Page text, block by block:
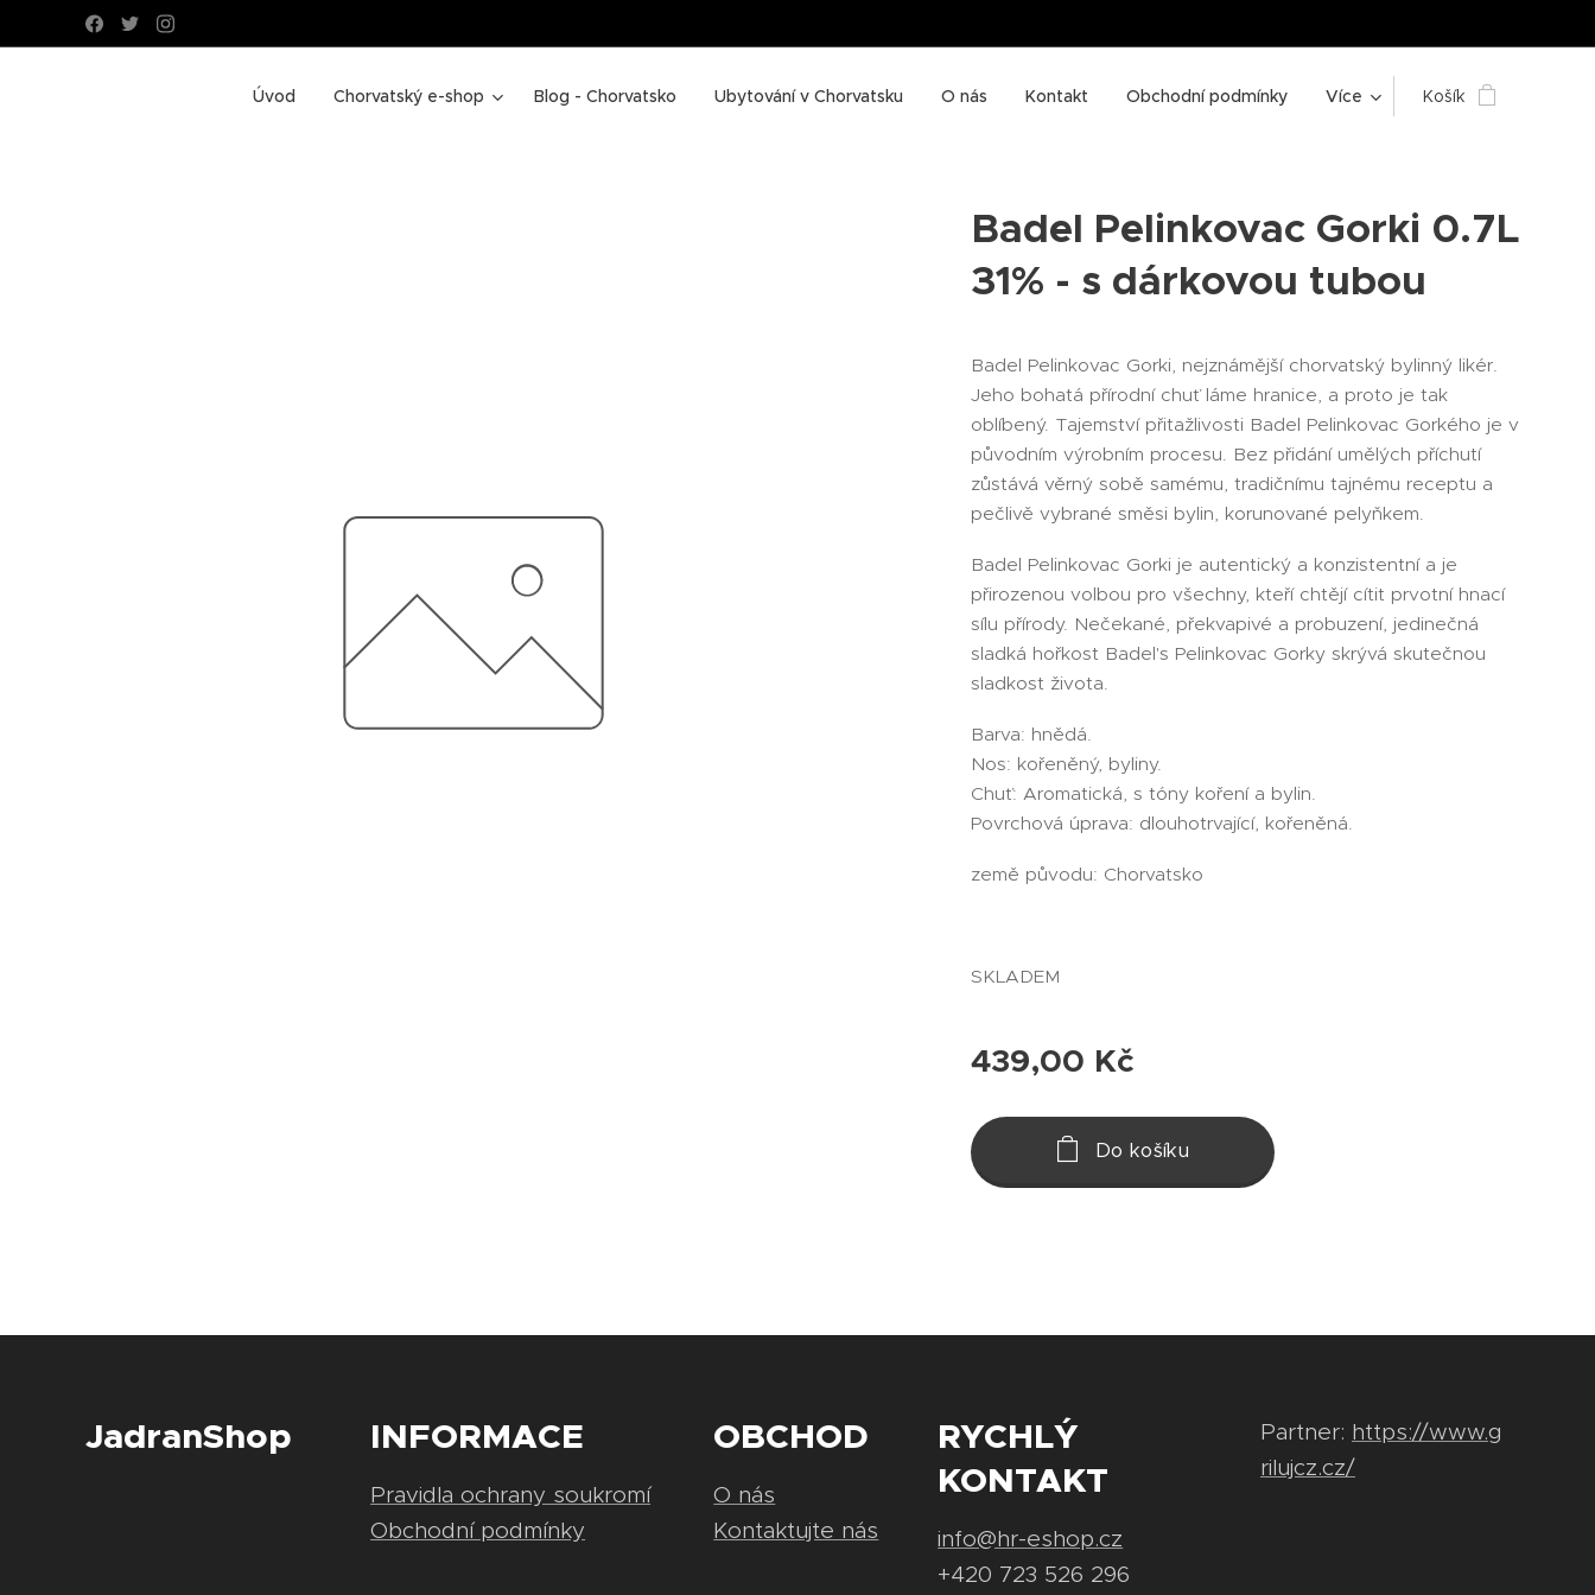
Úvod Chorvatský e-shop Blog - Chorvatsko Ubytování v Chorvatsku O nás Kontakt Obchodní podmínky Více Košík
Badel Pelinkovac Gorki 0.7L
31% - s dárkovou tubou
Badel Pelinkovac Gorki, nejznámější chorvatský bylinný likér.
Jeho bohatá přírodní chuť láme hranice, a proto je tak
oblíbený. Tajemství přitažlivosti Badel Pelinkovac Gorkého je v
původním výrobním procesu. Bez přidání umělých příchutí
zůstává věrný sobě samému, tradičnímu tajnému receptu a
pečlivě vybrané směsi bylin, korunované pelyňkem.
Badel Pelinkovac Gorki je autentický a konzistentní a je
přirozenou volbou pro všechny, kteří chtějí cítit prvotní hnací
sílu přírody. Nečekané, překvapivé a probuzení, jedinečná
sladká hořkost Badel's Pelinkovac Gorky skrývá skutečnou
sladkost života.
Barva: hnědá.
Nos: kořeněný, byliny.
Chuť: Aromatická, s tóny koření a bylin.
Povrchová úprava: dlouhotrvající, kořeněná.
země původu: Chorvatsko
SKLADEM
439,00 Kč
Do košíku
JadranShop INFORMACE
Pravidla ochrany soukromí
Obchodní podmínky
OBCHOD
O nás
Kontaktujte nás
RYCHLÝ
KONTAKT
info@hr-eshop.cz
+420 723 526 296
Partner: https://www.g
rilujcz.cz/